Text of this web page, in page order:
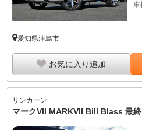
車
愛知県津島市
お気に入り追加
リンカーン
マークVII MARKVII Bill Blass 最